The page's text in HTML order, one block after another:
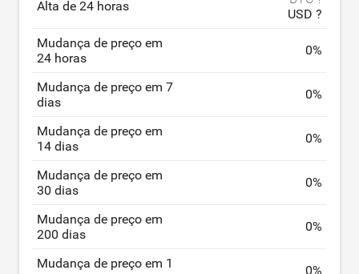
Alta de 24 horas
USD ?
Mudança de preço em
24 horas
0%
Mudança de preço em 7
dias
0%
Mudança de preço em
14 dias
0%
Mudança de preço em
30 dias
0%
Mudança de preço em
200 dias
0%
Mudança de preço em 1
0%